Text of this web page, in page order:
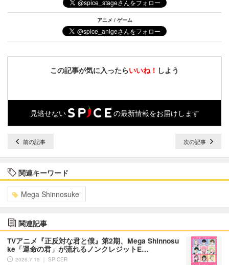
アニメ / ゲーム
この記事が気に入ったらいいね！ しよう
見逃せない の最新情報をお届けします
前の記事 次の記事
関連キーワード
Mega Shinnosuke
関連記事
TVアニメ『正反対な君と僕』第2期、Mega Shinnosu
ke「運命の君」が流れるノンクレジットE…
2026.7.15 ｜ SPICER